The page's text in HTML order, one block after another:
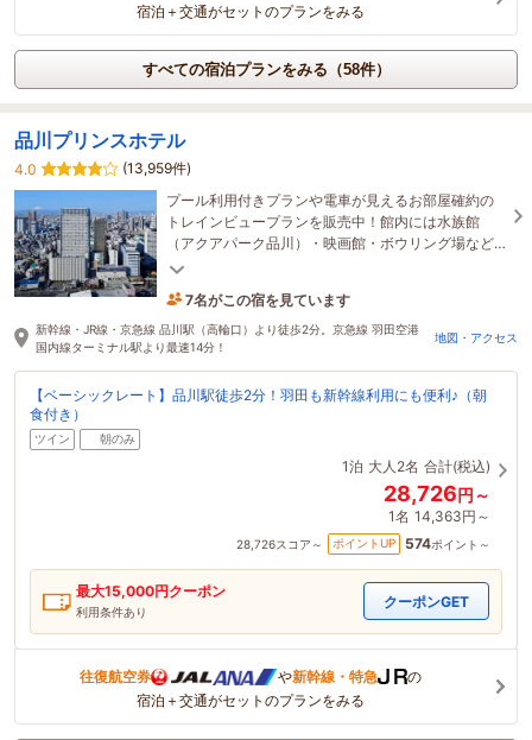
宿泊＋交通がセットのプランをみる
すべての宿泊プランをみる（58件）
品川プリンスホテル
4.0
(13,959件)
プール利用付きプランや電車が見えるお部屋確約の
トレインビュープランを販売中！館内には水族館
（アクアパーク品川）・映画館・ボウリング場など
猛暑の日でも快適！涼しい館内施設で夏のおでかけ
7名がこの宿を見ています
15分前に予約されました
新幹線・JR線・京急線 品川駅（高輪口）より徒歩2分。京急線 羽田空港
国内線ターミナル駅より最速14分！
地図・アクセス
【ベーシックレート】品川駅徒歩2分！羽田も新幹線利用にも便利♪（朝
食付き）
ツイン 朝のみ
1泊 大人2名 合計(税込)
28,726円～
1名 14,363円～
28,726スコア～ ポイントUP 574ポイント～
最大15,000円クーポン
利用条件あり
クーポンGET
往復航空券 や新幹線・特急
の
宿泊＋交通がセットのプランをみる